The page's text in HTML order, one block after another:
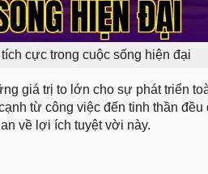
cực trong cuộc sống hiện đại
giá trị to lớn cho sự phát triển
từ công việc đến tinh thần
về lợi ích tuyệt vời này.